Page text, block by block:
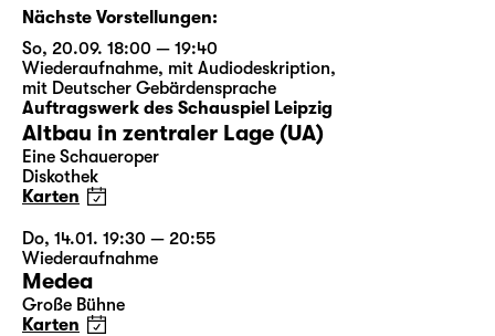
Nächste Vorstellungen:
So, 20.09. 18:00 — 19:40
Wiederaufnahme, mit Audiodeskription,
mit Deutscher Gebärdensprache
Auftragswerk des Schauspiel Leipzig
Altbau in zentraler Lage (UA)
Eine Schaueroper
Diskothek
Karten
Do, 14.01. 19:30 — 20:55
Wiederaufnahme
Medea
Große Bühne
Karten